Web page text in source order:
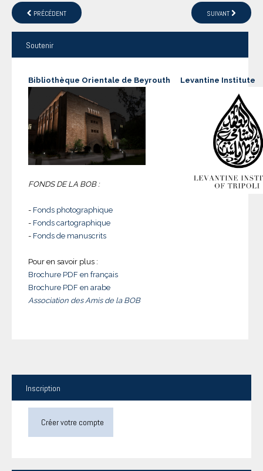
PRÉCÉDENT SUIVANT
Soutenir
Bibliothèque Orientale de Beyrouth
FONDS DE LA BOB :
- Fonds photographique
- Fonds cartographique
- Fonds de manuscrits
Pour en savoir plus :
Brochure PDF en français
Brochure PDF en arabe
Association des Amis de la BOB
Levantine Institute
Inscription
Créer votre compte